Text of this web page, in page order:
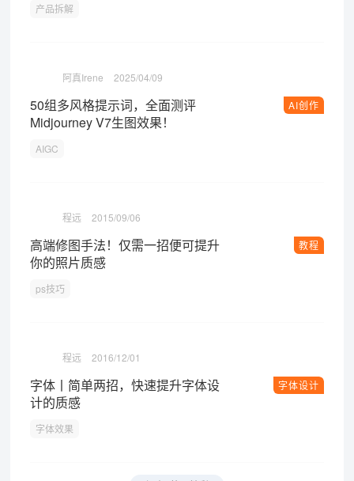
产品拆解
阿真Irene 2025/04/09
AI创作
50组多风格提示词，全面测评
Midjourney V7生图效果！
AIGC
程远 2015/09/06
教程
高端修图手法！仅需一招便可提升
你的照片质感
ps技巧
程远 2016/12/01
字体设计
字体丨简单两招，快速提升字体设
计的质感
字体效果